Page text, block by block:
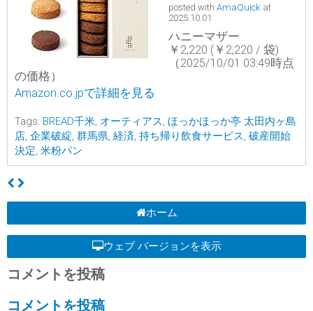
posted with AmaQuick at
2025.10.01
ハニーマザー
￥2,220 (￥2,220 / 袋)
（2025/10/01 03:49時点
の価格）
Amazon.co.jpで詳細を見る
Tags: BREAD千米, オーティアス, ほっかほっか亭 太田内ヶ島
店, 企業破綻, 群馬県, 経済, 持ち帰り飲食サービス, 破産開始
決定, 米粉パン
ホーム
ウェブ バージョンを表示
コメントを投稿
コメントを投稿